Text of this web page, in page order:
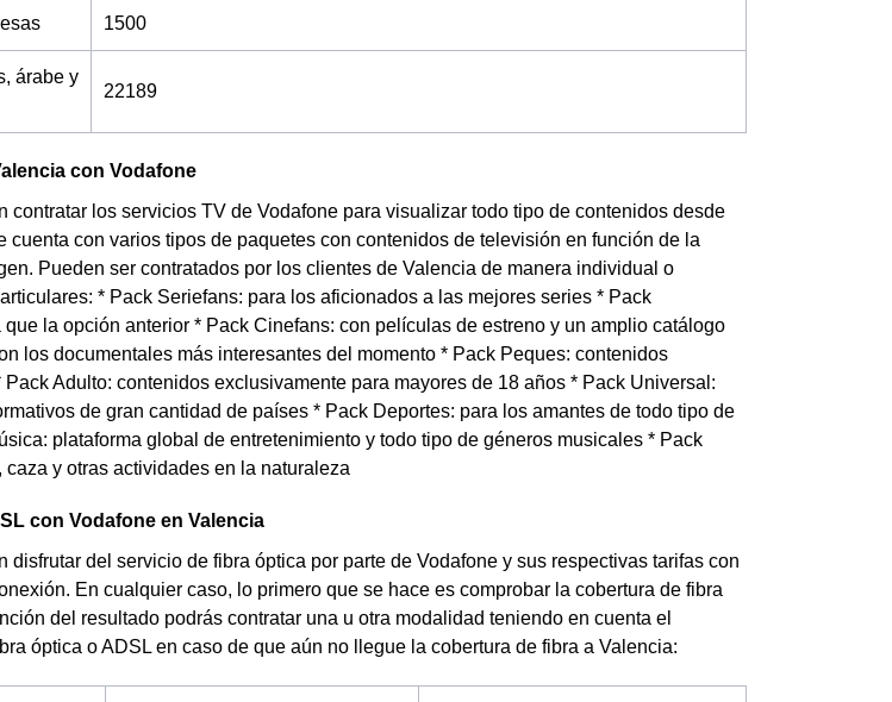
1500
árabe y
22189
con Vodafone
contratar los servicios TV de Vodafone para visualizar todo tipo de contenidos desde
cuenta con varios tipos de paquetes con contenidos de televisión en función de la
Pueden ser contratados por los clientes de Valencia de manera individual o
* Pack Seriefans: para los aficionados a las mejores series * Pack
la opción anterior * Pack Cinefans: con películas de estreno y un amplio catálogo
los documentales más interesantes del momento * Pack Peques: contenidos
Adulto: contenidos exclusivamente para mayores de 18 años * Pack Universal:
de gran cantidad de países * Pack Deportes: para los amantes de todo tipo de
plataforma global de entretenimiento y todo tipo de géneros musicales * Pack
y otras actividades en la naturaleza
con Vodafone en Valencia
disfrutar del servicio de fibra óptica por parte de Vodafone y sus respectivas tarifas con
En cualquier caso, lo primero que se hace es comprobar la cobertura de fibra
del resultado podrás contratar una u otra modalidad teniendo en cuenta el
óptica o ADSL en caso de que aún no llegue la cobertura de fibra a Valencia: